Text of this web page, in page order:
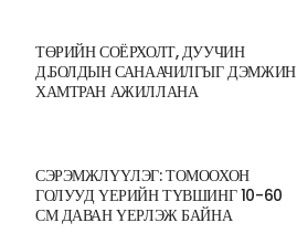
ТӨРИЙН СОЁРХОЛТ, ДУУЧИН
Д.БОЛДЫН САНААЧИЛГЫГ ДЭМЖИН
ХАМТРАН АЖИЛЛАНА
СЭРЭМЖЛҮҮЛЭГ: ТОМООХОН
ГОЛУУД ҮЕРИЙН ТҮВШИНГ 10-60
СМ ДАВАН ҮЕРЛЭЖ БАЙНА